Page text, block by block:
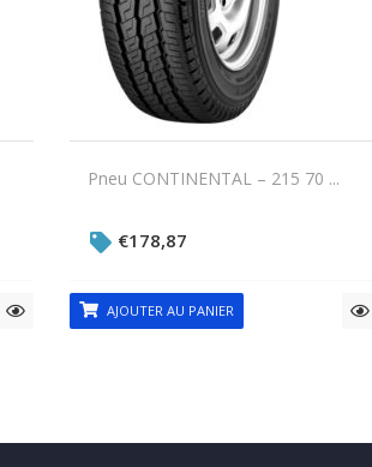
Pneu CONTINENTAL – 215 70 ...
€178,87
AJOUTER AU PANIER